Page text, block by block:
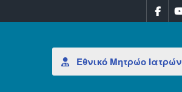
Εθνικό Μητρώο Ιατρών